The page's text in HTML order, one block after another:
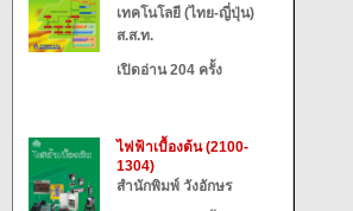
เทคโนโลยี (ไทย-ญี่ปุ่น)
ส.ส.ท.
เปิดอ่าน 204 ครั้ง
ไฟฟ้าเบื้องต้น (2100-
1304)
สำนักพิมพ์ วังอักษร